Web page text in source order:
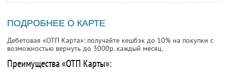
ПОДРОБНЕЕ О КАРТЕ
Дебетовая «ОТП Карта»: получайте кешбэк до 10% на покупки с
возможностью вернуть до 3000р. каждый месяц.
Преимущества «ОТП Карты»: